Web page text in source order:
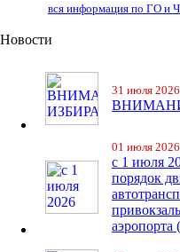
вся информация по ГО и
Новости
31 июля
01 июля
с 1 июля
порядок
аэропорта